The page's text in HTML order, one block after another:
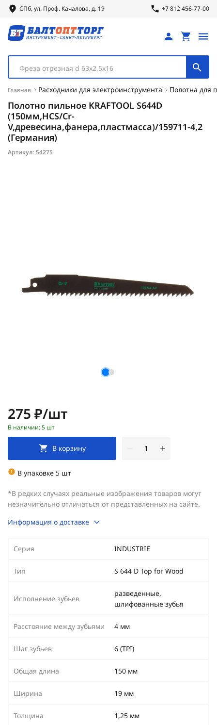
СПб, ул. Проф. Качалова, д. 19 +7 812 456-77-00
Фреза отрезная d 63х2,5х16
Главная Расходники для электроинструмента Полотна для
Полотно пильное KRAFTOOL S644D
(150мм,HCS/Cr-
V,древесина,фанера,пластмасса)/159711-4,2
(Германия)
Артикул: 54275
Цена:
275 ₽/шт
В наличии: 5 шт
В корзину
В упаковке 5 шт
*В редких случаях реальные изображения товаров могут
незначительно отличаться от представленных на сайте.
Информация о доставке
Серия INDUSTRIE
Тип S 644 D Top for Wood
Исполнение зубьев
разведенные,
шлифованные зубья
Расстояние между зубьями 4 мм
Шаг зубьев 6 (TPI)
Общая длина 150 мм
Ширина 19 мм
Толщина 1,25 мм